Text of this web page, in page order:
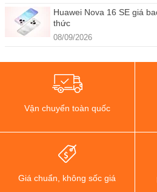
Huawei Nova 16 SE giá
thức
08/09/2026
Vận chuyển toàn quốc
Giá chuẩn, không sốc giá